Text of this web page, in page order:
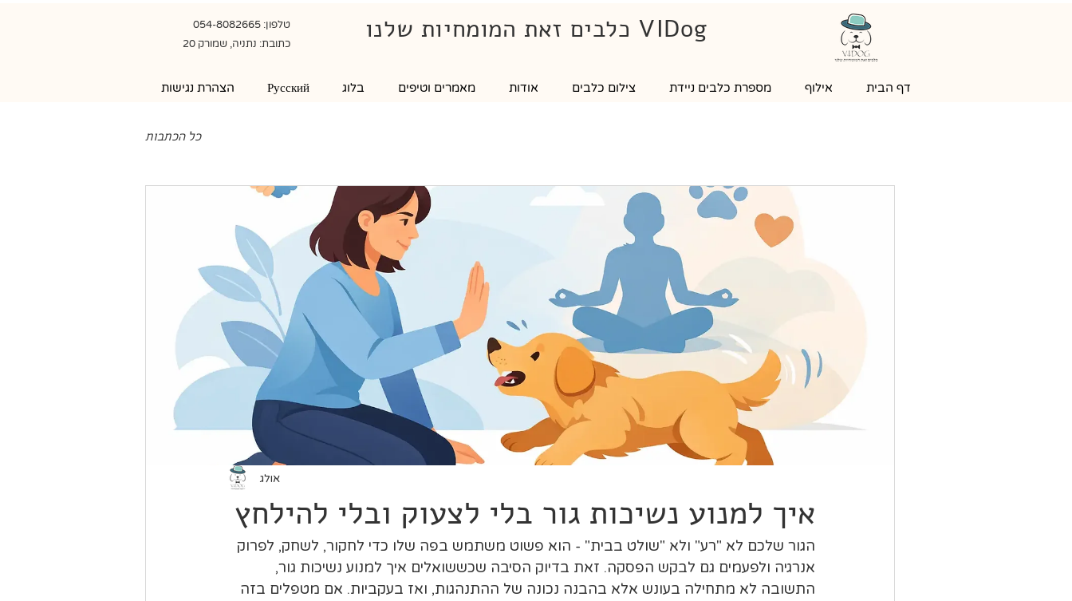
טלפון: 054-8082665
כתובת: נתניה, שמורק 20
VIDog כלבים זאת המומחיות שלנו
דף הבית אילוף מספרת כלבים ניידת צילום כלבים אודות מאמרים וטיפים בלוג Русский הצהרת נגישות
כל הכתבות
איך למנוע נשיכות גור בלי לצעוק ובלי להילחץ
אולג
הגור שלכם לא "רע" ולא "שולט בבית" - הוא פשוט משתמש בפה שלו כדי לחקור, לשחק, לפרוק
אנרגיה ולפעמים גם לבקש הפסקה. זאת בדיוק הסיבה שכששואלים איך למנוע נשיכות גור,
התשובה לא מתחילה בעונש אלא בהבנה נכונה של ההתנהגות, ואז בעקביות. אם מטפלים בזה